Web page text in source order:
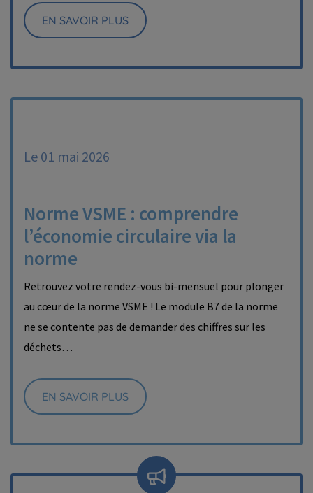
EN SAVOIR PLUS
Le 01 mai 2026
Norme VSME : comprendre
l’économie circulaire via la
norme
Retrouvez votre rendez-vous bi-mensuel pour plonger
au cœur de la norme VSME ! Le module B7 de la norme
ne se contente pas de demander des chiffres sur les
déchets…
EN SAVOIR PLUS